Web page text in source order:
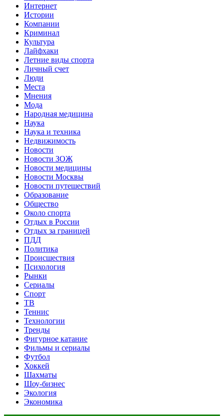
Интернет
Истории
Компании
Криминал
Культура
Лайфхаки
Летние виды спорта
Личный счет
Люди
Места
Мнения
Мода
Народная медицина
Наука
Наука и техника
Недвижимость
Новости
Новости ЗОЖ
Новости медицины
Новости Москвы
Новости путешествий
Образование
Общество
Около спорта
Отдых в России
Отдых за границей
ПДД
Политика
Происшествия
Психология
Рынки
Сериалы
Спорт
ТВ
Теннис
Технологии
Тренды
Фигурное катание
Фильмы и сериалы
Футбол
Хоккей
Шахматы
Шоу-бизнес
Экология
Экономика